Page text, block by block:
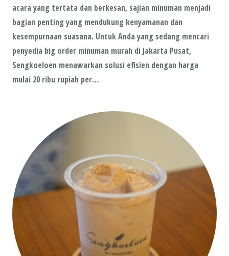
acara yang tertata dan berkesan, sajian minuman menjadi
bagian penting yang mendukung kenyamanan dan
kesempurnaan suasana. Untuk Anda yang sedang mencari
penyedia big order minuman murah di Jakarta Pusat,
Sengkoeloen menawarkan solusi efisien dengan harga
mulai 20 ribu rupiah per…